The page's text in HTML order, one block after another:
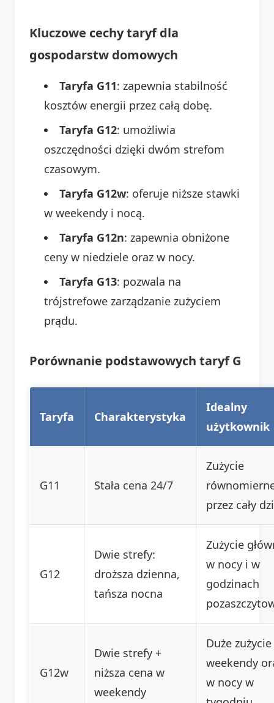
Kluczowe cechy taryf dla
gospodarstw domowych
Taryfa G11: zapewnia stabilność
kosztów energii przez całą dobę.
Taryfa G12: umożliwia
oszczędności dzięki dwóm strefom
czasowym.
Taryfa G12w: oferuje niższe stawki
w weekendy i nocą.
Taryfa G12n: zapewnia obniżone
ceny w niedziele oraz w nocy.
Taryfa G13: pozwala na
trójstrefowe zarządzanie zużyciem
prądu.
Porównanie podstawowych taryf G
Taryfa Charakterystyka
Idealny
użytkownik
G11 Stała cena 24/7
Zużycie
przez cały
G12
Dwie strefy:
droższa dzienna,
tańsza nocna
Zużycie
w nocy i w
godzinach
G12w
Dwie strefy +
niższa cena w
weekendy
Duże
weekendy
w nocy w